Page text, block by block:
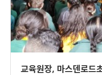
교육원장, 마스덴로드